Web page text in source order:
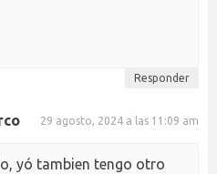
Responder
29 agosto, 2024 a las 11:09 am
yó tambien tengo otro